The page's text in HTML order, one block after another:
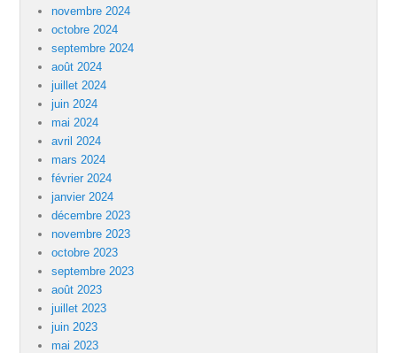
novembre 2024
octobre 2024
septembre 2024
août 2024
juillet 2024
juin 2024
mai 2024
avril 2024
mars 2024
février 2024
janvier 2024
décembre 2023
novembre 2023
octobre 2023
septembre 2023
août 2023
juillet 2023
juin 2023
mai 2023